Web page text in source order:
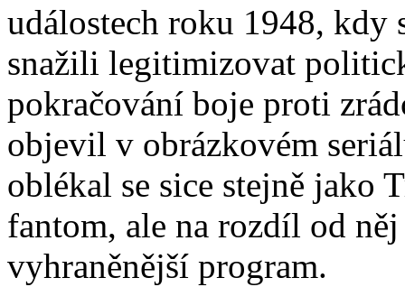
událostech roku 1948,
snažili legitimizovat
pokračování boje proti
objevil v obrázkovém
oblékal se sice stejně jako
fantom, ale na rozdíl od
vyhraněnější program.